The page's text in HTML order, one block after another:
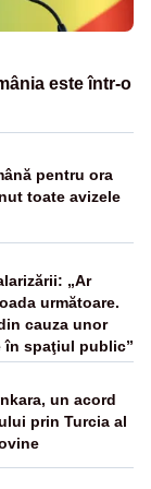
este într-o
pentru ora
toate avizele
„Ar
următoare.
cauza unor
spaţiul public”
un acord
prin Turcia al